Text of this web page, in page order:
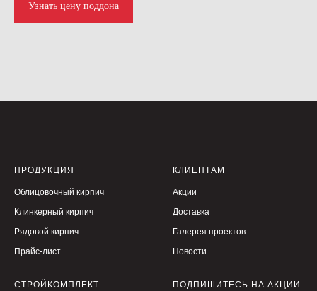
Узнать цену поддона
ПРОДУКЦИЯ
Облицовочный кирпич
Клинкерный кирпич
Рядовой кирпич
Прайс-лист
КЛИЕНТАМ
Акции
Доставка
Галерея проектов
Новости
СТРОЙКОМПЛЕКТ ПОДПИШИТЕСЬ НА АКЦИИ